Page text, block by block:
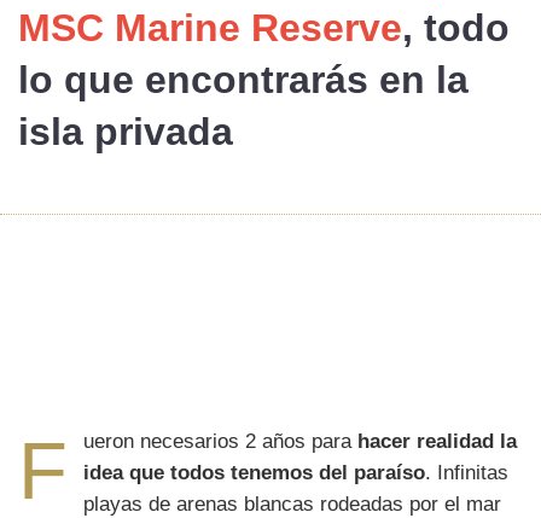
MSC Marine Reserve, todo
lo que encontrarás en la
isla privada
F ueron necesarios 2 años parahacer realidad la
idea que todos tenemos del paraíso. Infinitas
playas de arenas blancas rodeadas por el mar